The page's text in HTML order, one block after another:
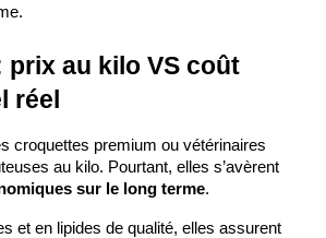
prix au kilo VS coût
réel
croquettes premium ou vétérinaires
au kilo. Pourtant, elles s’avèrent
sur le long terme.
et en lipides de qualité, elles assurent